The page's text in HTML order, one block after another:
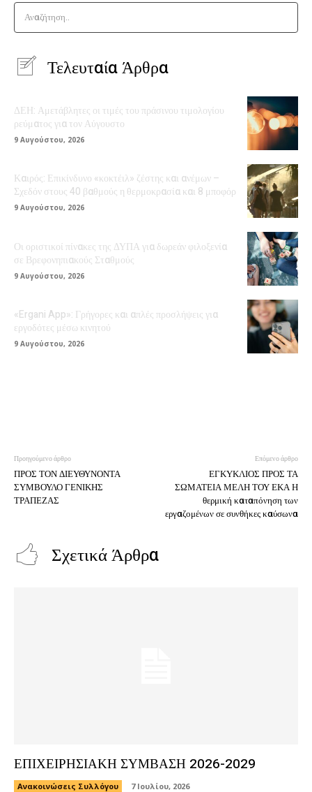
Αναζήτηση..
Τελευταία Άρθρα
ΔΕΗ: Αμετάβλητες οι τιμές του πράσινου τιμολογίου
ρεύματος για τον Αύγουστο
9 Αυγούστου, 2026
Καιρός: Επικίνδυνο «κοκτέιλ» ζέστης και ανέμων –
Σχεδόν στους 40 βαθμούς η θερμοκρασία και 8 μποφόρ
9 Αυγούστου, 2026
Οι οριστικοί πίνακες της ΔΥΠΑ για δωρεάν φιλοξενία
σε Βρεφονηπιακούς Σταθμούς
9 Αυγούστου, 2026
«Ergani App»: Γρήγορες και απλές προσλήψεις για
εργοδότες μέσω κινητού
9 Αυγούστου, 2026
Προηγούμενο άρθρο
ΠΡΟΣ ΤΟΝ ΔΙΕΥΘΥΝΟΝΤΑ
ΣΥΜΒΟΥΛΟ ΓΕΝΙΚΗΣ
ΤΡΑΠΕΖΑΣ
Επόμενο άρθρο
ΕΓΚΥΚΛΙΟΣ ΠΡΟΣ ΤΑ
ΣΩΜΑΤΕΙΑ ΜΕΛΗ ΤΟΥ ΕΚΑ Η
θερμική καταπόνηση των
εργαζομένων σε συνθήκες καύσωνα
Σχετικά Άρθρα
ΕΠΙΧΕΙΡΗΣΙΑΚΗ ΣΥΜΒΑΣΗ 2026-2029
Ανακοινώσεις Συλλόγου 7 Ιουλίου, 2026